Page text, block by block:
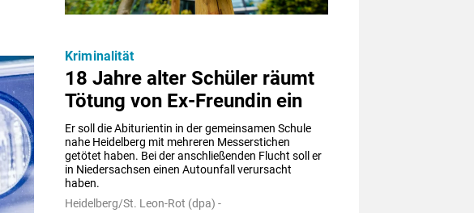
18 Jahre alter Schüler räumt
Tötung von Ex-Freundin ein
Er soll die Abiturientin in der gemeinsamen Schule
nahe Heidelberg mit mehreren Messerstichen
getötet haben. Bei der anschließenden Flucht soll er
in Niedersachsen einen Autounfall verursacht
haben.
Kriminalität
Heidelberg/St. Leon-Rot (dpa) -